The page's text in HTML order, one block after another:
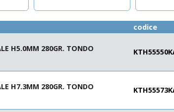
codice
H5.0MM 280GR. TONDO
H7.3MM 280GR. TONDO